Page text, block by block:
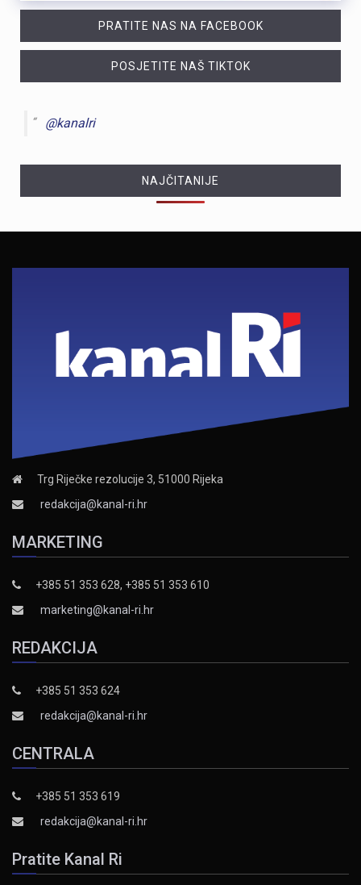
PRATITE NAS NA FACEBOOK
POSJETITE NAŠ TIKTOK
@kanalri
NAJČITANIJE
Trg Riječke rezolucije 3, 51000 Rijeka
redakcija@kanal-ri.hr
MARKETING
+385 51 353 628, +385 51 353 610
marketing@kanal-ri.hr
REDAKCIJA
+385 51 353 624
redakcija@kanal-ri.hr
CENTRALA
+385 51 353 619
redakcija@kanal-ri.hr
Pratite Kanal Ri